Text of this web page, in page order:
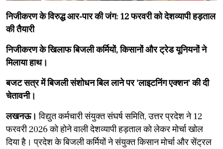
निजीकरण के विरुद्ध आर-पार की जंग: 12 फरवरी को देशव्यापी हड़ताल
की तैयारी
निजीकरण के खिलाफ बिजली कर्मियों, किसानों और ट्रेड यूनियनों ने
मिलाया हाथ।
बजट सत्र में बिजली संशोधन बिल लाने पर 'लाइटनिंग एक्शन' की दी
चेतावनी।
लखनऊ।विद्युत कर्मचारी संयुक्त संघर्ष समिति, उत्तर प्रदेश ने 12
फरवरी 2026 को होने वाली देशव्यापी हड़ताल को लेकर मोर्चा खोल
दिया है। प्रदेश के बिजली कर्मियों ने संयुक्त किसान मोर्चा और सेंट्रल